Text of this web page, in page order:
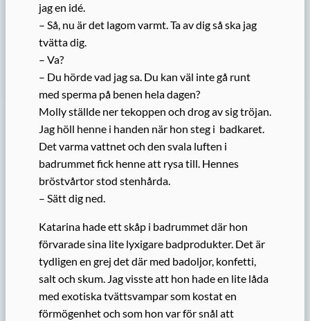
jag en idé.
– Så, nu är det lagom varmt. Ta av dig så ska jag
tvätta dig.
– Va?
– Du hörde vad jag sa. Du kan väl inte gå runt
med sperma på benen hela dagen?
Molly ställde ner tekoppen och drog av sig tröjan.
Jag höll henne i handen när hon steg i badkaret.
Det varma vattnet och den svala luften i
badrummet fick henne att rysa till. Hennes
bröstvårtor stod stenhårda.
– Sätt dig ned.
Katarina hade ett skåp i badrummet där hon
förvarade sina lite lyxigare badprodukter. Det är
tydligen en grej det där med badoljor, konfetti,
salt och skum. Jag visste att hon hade en lite låda
med exotiska tvättsvampar som kostat en
förmögenhet och som hon var för snål att